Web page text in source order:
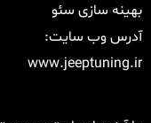
بهینه سازی سئو
آدرس وب سایت:
www.jeeptuning.ir